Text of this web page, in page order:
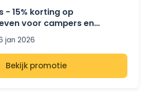
- 15% korting op
voor campers en
jan 2026
Bekijk promotie